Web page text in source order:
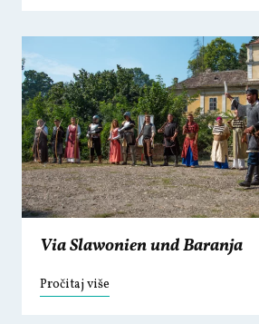
Via Slawonien und Baranja
Pročitaj više